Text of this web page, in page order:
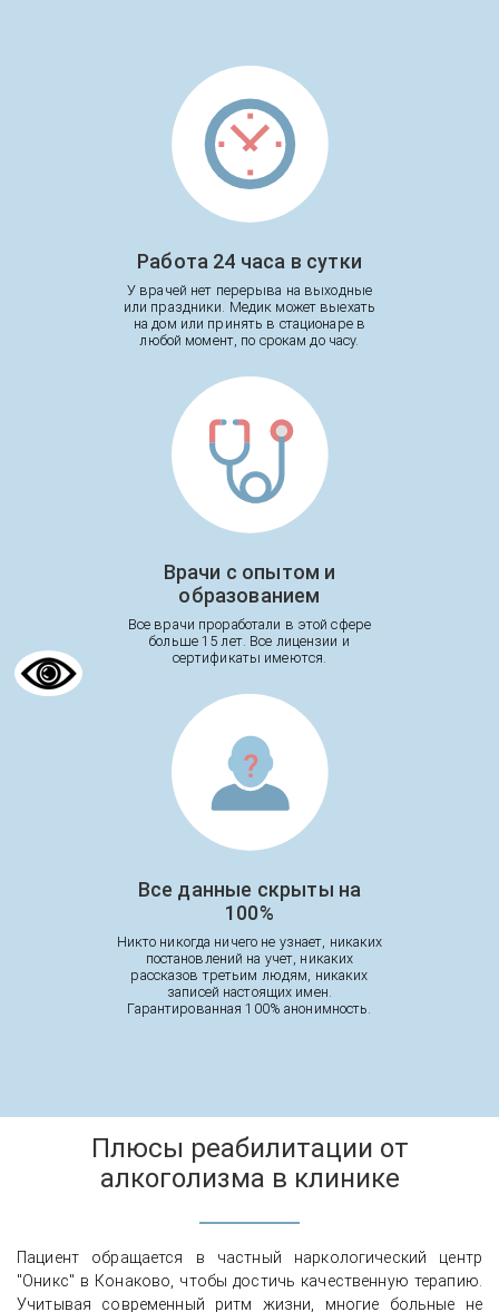
Работа 24 часа в сутки
У врачей нет перерыва на выходные
или праздники. Медик может выехать
на дом или принять в стационаре в
любой момент, по срокам до часу.
Врачи с опытом и
образованием
Все врачи проработали в этой сфере
больше 15 лет. Все лицензии и
сертификаты имеются.
Все данные скрыты на
100%
Никто никогда ничего не узнает, никаких
постановлений на учет, никаких
рассказов третьим людям, никаких
записей настоящих имен.
Гарантированная 100% анонимность.
Плюсы реабилитации от
алкоголизма в клинике
Пациент обращается в частный наркологический центр
"Оникс" в Конаково, чтобы достичь качественную терапию.
Учитывая современный ритм жизни, многие больные не